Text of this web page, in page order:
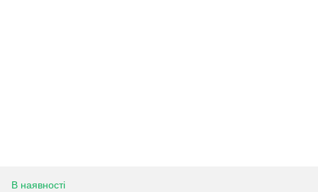
В наявності